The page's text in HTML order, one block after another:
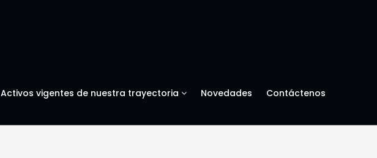
Activos vigentes de nuestra trayectoria Novedades Contáctenos